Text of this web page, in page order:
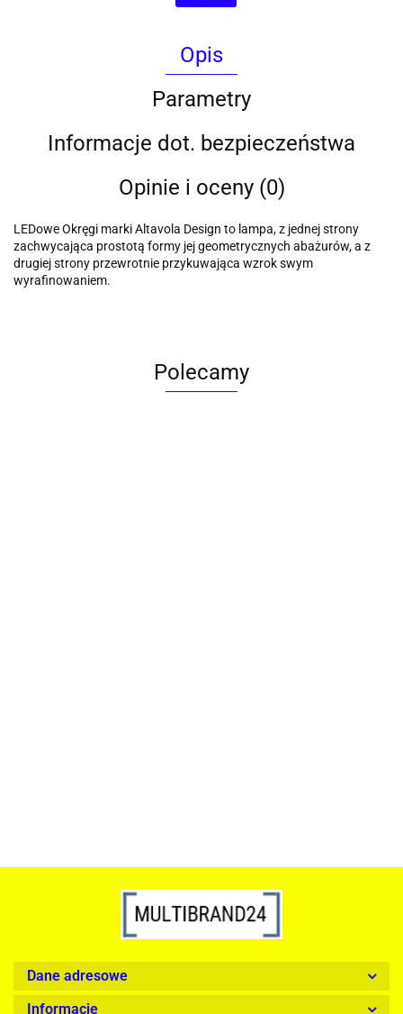
Opis
Parametry
Informacje dot. bezpieczeństwa
Opinie i oceny (0)
LEDowe Okręgi marki Altavola Design to lampa, z jednej strony
zachwycająca prostotą formy jej geometrycznych abażurów, a z
drugiej strony przewrotnie przykuwająca wzrok swym
wyrafinowaniem.
Polecamy
Dane adresowe
Informacje